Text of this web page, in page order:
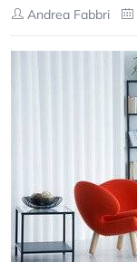
Andrea Fabbri